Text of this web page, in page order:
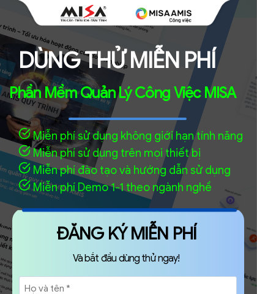
ĐĂNG KÝ MIỄN PHÍ
Và bắt đầu dùng thử ngay!
DÙNG THỬ MIỄN PHÍ
Phần Mềm Quản Lý Công Việc MISA
Miễn phí sử dụng không giới hạn tính năng
Miễn phí sử dụng trên mọi thiết bị
Miễn phí đào tạo và hướng dẫn sử dụng
Miễn phí Demo 1-1 theo ngành nghề